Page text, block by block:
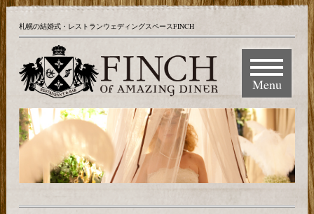
札幌の結婚式・レストランウェディングスペースFINCH
Menu